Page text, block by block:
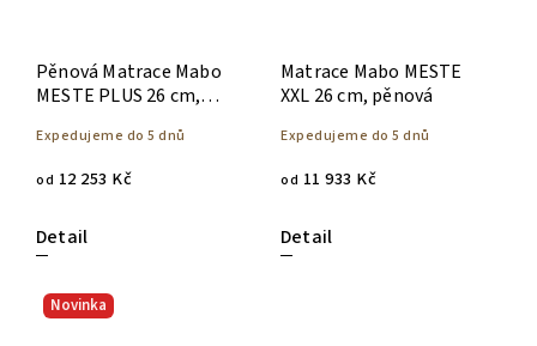
Pěnová Matrace Mabo
MESTE PLUS 26 cm,
Expedujeme do 5 dnů
od 12 253 Kč
Detail
Matrace Mabo MESTE
XXL 26 cm, pěnová
Expedujeme do 5 dnů
od 11 933 Kč
Detail
Novinka